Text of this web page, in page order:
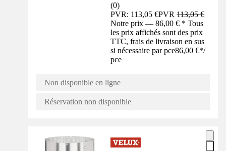
(0)
PVR: 113,05 €PVR113,05 €
Notre prix — 86,00 € * Tous
les prix affichés sont des prix
TTC, frais de livraison en sus
si nécessaire par pce86,00 €*/
pce
Non disponible en ligne
Réservation non disponible